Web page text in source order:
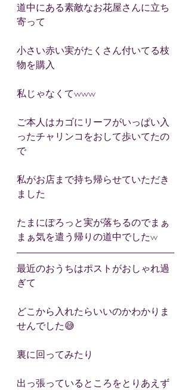
道中にある素敵なお花屋さんに立ち
寄って
小さい赤い実がたくさん付いてる枝
物を購入
私じゃなくてwww
ご本人はカゴにリーフがいっぱい入
ったチャリンコをおして歩いてたの
で
私がお店まで持ち帰らせていただき
ました
たまにぽろっと実が落ちるのでまぁ
まぁ気を遣う帰りの道中でしたw
最近のおうちはポストがおしゃれ過
ぎて
どこから入れたらいいのかわかりま
せんでした😅
裏に回ってみたり
出っ張っているところをとりあえず